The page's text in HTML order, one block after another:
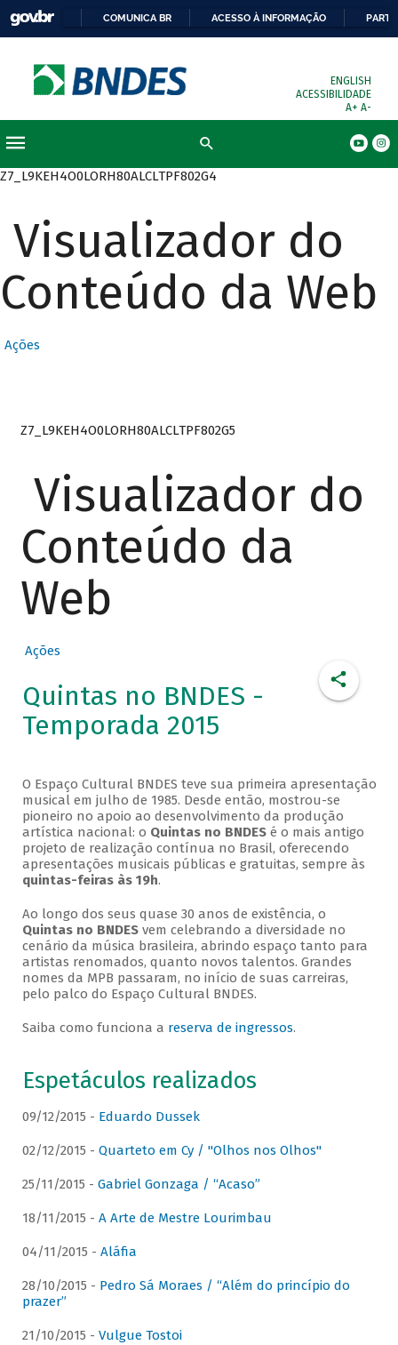
COMUNICA BR ACESSO À INFORMAÇÃO
ENGLISH
ACESSIBILIDADE
A+ A-
Z7_L9KEH4O0LORH80ALCLTPF802G4
Visualizador do
Conteúdo da Web
Ações
Z7_L9KEH4O0LORH80ALCLTPF802G5
Visualizador do
Conteúdo da
Web
Ações
Quintas no BNDES -
Temporada 2015
O Espaço Cultural BNDES teve sua primeira apresentação
musical em julho de 1985. Desde então, mostrou-se
pioneiro no apoio ao desenvolvimento da produção
artística nacional: o Quintas no BNDESé o mais antigo
projeto de realização contínua no Brasil, oferecendo
apresentações musicais públicas e gratuitas, sempre às
quintas-feiras às 19h.
Ao longo dos seus quase 30 anos de existência, o
Quintas no BNDESvem celebrando a diversidade no
cenário da música brasileira, abrindo espaço tanto para
artistas renomados, quanto novos talentos. Grandes
nomes da MPB passaram, no início de suas carreiras,
pelo palco do Espaço Cultural BNDES.
Saiba como funciona a reserva de ingressos.
Espetáculos realizados
09/12/2015 - Eduardo Dussek
02/12/2015 - Quarteto em Cy / "Olhos nos Olhos"
25/11/2015 - Gabriel Gonzaga / “Acaso”
18/11/2015 - A Arte de Mestre Lourimbau
04/11/2015 - Aláfia
28/10/2015 - Pedro Sá Moraes / “Além do princípio do
prazer”
21/10/2015 - Vulgue Tostoi